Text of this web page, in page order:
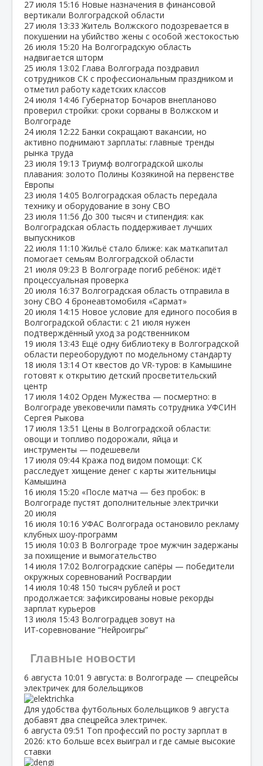
27 июля 15:16 Новые назначения в финансовой
вертикали Волгоградской области
27 июля 13:33 Житель Волжского подозревается в
покушении на убийство жены с особой жестокостью
26 июля 15:20 На Волгоградскую область
надвигается шторм
25 июля 13:02 Глава Волгограда поздравил
сотрудников СК с профессиональным праздником и
отметил работу кадетских классов
24 июля 14:46 Губернатор Бочаров внепланово
проверил стройки: сроки сорваны в Волжском и
Волгограде
24 июля 12:22 Банки сокращают вакансии, но
активно поднимают зарплаты: главные тренды
рынка труда
23 июля 19:13 Триумф волгоградской школы
плавания: золото Полины Козякиной на первенстве
Европы
23 июля 14:05 Волгоградская область передала
технику и оборудование в зону СВО
23 июля 11:56 До 300 тысяч и стипендия: как
Волгоградская область поддерживает лучших
выпускников
22 июля 11:10 Жильё стало ближе: как маткапитал
помогает семьям Волгоградской области
21 июля 09:23 В Волгограде погиб ребёнок: идёт
процессуальная проверка
20 июля 16:37 Волгоградская область отправила в
зону СВО 4 бронеавтомобиля «Сармат»
20 июля 14:15 Новое условие для единого пособия в
Волгоградской области: с 21 июля нужен
подтверждённый уход за родственником
19 июля 13:43 Ещё одну библиотеку в Волгоградской
области переоборудуют по модельному стандарту
18 июля 13:14 От квестов до VR‑туров: в Камышине
готовят к открытию детский просветительский
центр
17 июля 14:02 Орден Мужества — посмертно: в
Волгограде увековечили память сотрудника УФСИН
Сергея Рыкова
17 июля 13:51 Цены в Волгоградской области:
овощи и топливо подорожали, яйца и
инструменты — подешевели
17 июля 09:44 Кража под видом помощи: СК
расследует хищение денег с карты жительницы
Камышина
16 июля 15:20 «После матча — без пробок: в
Волгограде пустят дополнительные электрички
20 июля
16 июля 10:16 УФАС Волгограда остановило рекламу
клубных шоу‑программ
15 июля 10:03 В Волгограде трое мужчин задержаны
за похищение и вымогательство
14 июля 17:02 Волгоградские сапёры — победители
окружных соревнований Росгвардии
14 июля 10:48 150 тысяч рублей и рост
продолжается: зафиксированы новые рекорды
зарплат курьеров
13 июля 15:43 Волгоградцев зовут на
ИТ‑соревнование “Нейроигры”
Главные новости
6 августа 10:01 9 августа: в Волгограде — спецрейсы
электричек для болельщиков
Для удобства футбольных болельщиков 9 августа
добавят два спецрейса электричек.
6 августа 09:51 Топ профессий по росту зарплат в
2026: кто больше всех выиграл и где самые высокие
ставки